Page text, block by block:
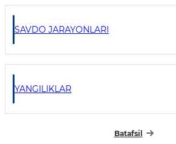
SAVDO JARAYONLARI
YANGILIKLAR
Batafsil